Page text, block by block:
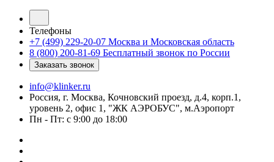
Телефоны
+7 (499) 229-20-07 Москва и Московская область
8 (800) 200-81-69 Бесплатный звонок по России
Заказать звонок
info@klinker.ru
Россия, г. Москва, Кочновский проезд, д.4, корп.1,
уровень 2, офис 1, "ЖК АЭРОБУС", м.Аэропорт
Пн - Пт: с 9:00 до 18:00